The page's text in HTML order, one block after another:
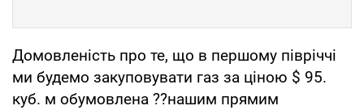
Домовленість про те, що в першому півріччі
ми будемо закуповувати газ за ціною $ 95.
куб. м обумовлена ??нашим прямим